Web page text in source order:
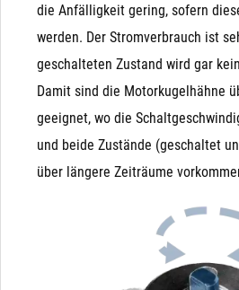
die Anfälligkeit gering, sofern
werden. Der Stromverbrauch ist
geschalteten Zustand wird gar
Damit sind die Motorkugelhähne
geeignet, wo die
und beide Zustände (geschaltet
über längere Zeiträume